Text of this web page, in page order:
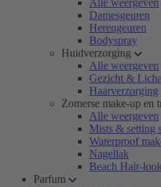
Alle weergeven
Damesgeuren
Herengeuren
Bodyspray
Huidverzorging
Alle weergeven
Gezicht &
Haarverzorging
Zomerse make-up en
Alle weergeven
Mists & setting
Waterproof
Nagellak
Beach Hair-look
Parfum